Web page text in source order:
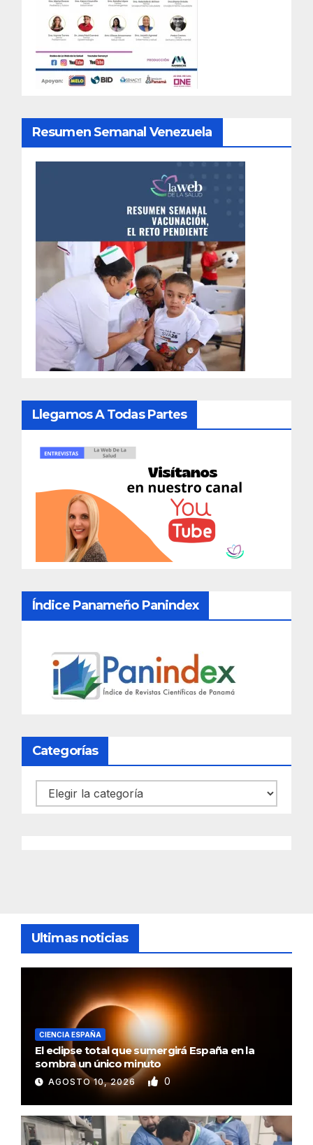
Resumen Semanal Venezuela
Llegamos A Todas Partes
Índice Panameño Panindex
Categorías
Categorías
Ultimas noticias
CIENCIA ESPAÑA
El eclipse total que sumergirá España en la
sombra un único minuto
AGOSTO 10, 2026 0